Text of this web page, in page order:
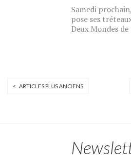
Samedi
pose ses
Deux Mondes
< ARTICLES PLUS ANCIENS